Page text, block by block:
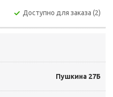
Доступно для заказа (2)
Пушкина 27Б